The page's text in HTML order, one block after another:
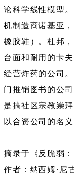
论科学线性模型
机制造商诺基亚
橡胶鞋）。杜邦
台面和耐用的卡
经营炸药的公司
门推销图书的公
是搞社区宗教崇
以合资公司的名义
摘录于《反脆弱
作者：纳西姆·尼